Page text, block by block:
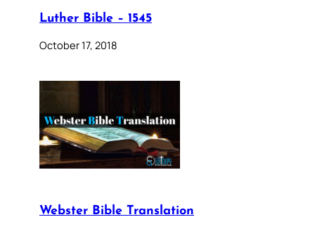
Luther Bible – 1545
October 17, 2018
Webster Bible Translation